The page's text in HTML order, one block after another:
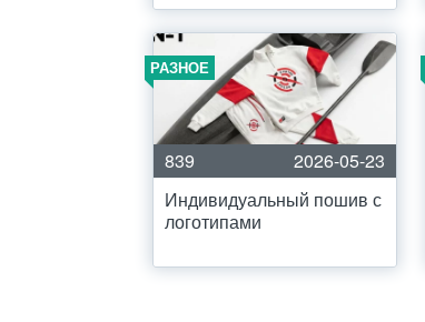
РАЗНОЕ
839
2026-05-23
Индивидуальный пошив с
логотипами